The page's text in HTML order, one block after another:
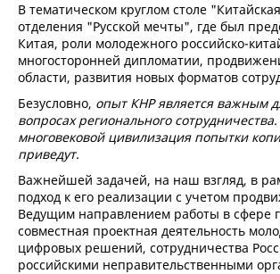
В тематическом круглом столе
отделения "Русской мечты", где был
Китая, роли молодежного российско-
многосторонней дипломатии,
области, развития новых форматов
Безусловно, опыт КНР является важным
вопросах регионального
многовековой цивилизация попытки
приведут.
Важнейшей задачей, на наш взгляд, в
подход к его реализации с учетом
Ведущим направлением работы в сфере
совместная проектная деятельность
цифровых решений, сотрудничества
российскими неправительственными